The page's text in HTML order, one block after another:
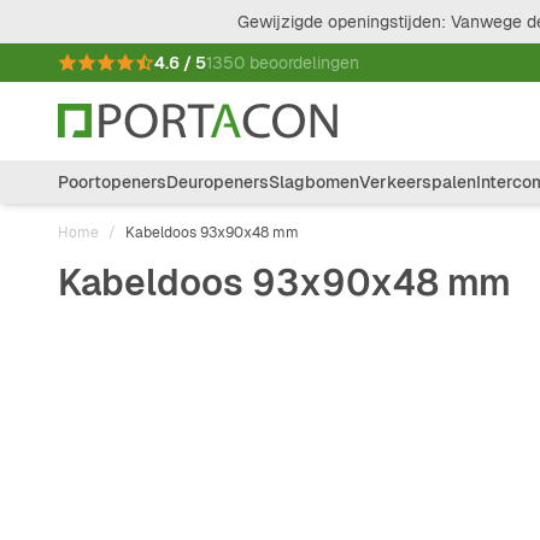
Gewijzigde openingstijden: Vanwege
4.6 / 51350 beoordelingen
PoortopenersDeuropenersSlagbomenVerkeerspalen
Home / Kabeldoos 93x90x48 mm
Kabeldoos 93x90x48 mm